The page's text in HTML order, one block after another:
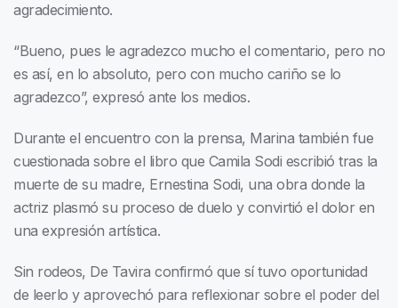
agradecimiento.
“Bueno, pues le agradezco mucho el comentario, pero no
es así, en lo absoluto, pero con mucho cariño se lo
agradezco”, expresó ante los medios.
Durante el encuentro con la prensa, Marina también fue
cuestionada sobre el libro que Camila Sodi escribió tras la
muerte de su madre, Ernestina Sodi, una obra donde la
actriz plasmó su proceso de duelo y convirtió el dolor en
una expresión artística.
Sin rodeos, De Tavira confirmó que sí tuvo oportunidad
de leerlo y aprovechó para reflexionar sobre el poder del